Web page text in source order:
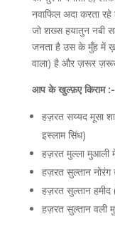
नवाफिल अदा करता रहे
जो शख्स हयातुन नबी
जनता है उस के मुँह में
वाला) है और ज़रूर
आप के खुल्फ़ए किराम :-
हज़रत सय्यद मूसा
इस्लाम सिंध)
हज़रत मुल्ला मुआली
हज़रत सुल्तान नोरंग
हज़रत सुल्तान
हज़रत सुल्तान वली